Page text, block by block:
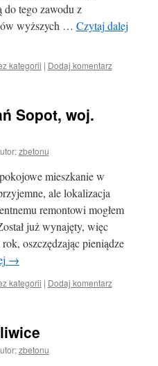
do tego zawodu z
wyższych … Czytaj dalej
kategorii | Dodaj komentarz
Sopot, woj.
zbetonu
mieszkanie w
ale lokalizacja
remontowi mogłem
już wynajęty, więc
oszczędzając pieniądze
→
kategorii | Dodaj komentarz
zbetonu